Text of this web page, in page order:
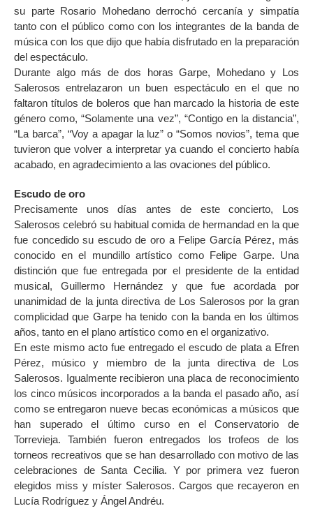
su parte Rosario Mohedano derrochó cercanía y simpatía
tanto con el público como con los integrantes de la banda de
música con los que dijo que había disfrutado en la preparación
del espectáculo.
Durante algo más de dos horas Garpe, Mohedano y Los
Salerosos entrelazaron un buen espectáculo en el que no
faltaron títulos de boleros que han marcado la historia de este
género como, “Solamente una vez”, “Contigo en la distancia”,
“La barca”, “Voy a apagar la luz” o “Somos novios”, tema que
tuvieron que volver a interpretar ya cuando el concierto había
acabado, en agradecimiento a las ovaciones del público.
Escudo de oro
Precisamente unos días antes de este concierto, Los
Salerosos celebró su habitual comida de hermandad en la que
fue concedido su escudo de oro a Felipe García Pérez, más
conocido en el mundillo artístico como Felipe Garpe. Una
distinción que fue entregada por el presidente de la entidad
musical, Guillermo Hernández y que fue acordada por
unanimidad de la junta directiva de Los Salerosos por la gran
complicidad que Garpe ha tenido con la banda en los últimos
años, tanto en el plano artístico como en el organizativo.
En este mismo acto fue entregado el escudo de plata a Efren
Pérez, músico y miembro de la junta directiva de Los
Salerosos. Igualmente recibieron una placa de reconocimiento
los cinco músicos incorporados a la banda el pasado año, así
como se entregaron nueve becas económicas a músicos que
han superado el último curso en el Conservatorio de
Torrevieja. También fueron entregados los trofeos de los
torneos recreativos que se han desarrollado con motivo de las
celebraciones de Santa Cecilia. Y por primera vez fueron
elegidos miss y míster Salerosos. Cargos que recayeron en
Lucía Rodríguez y Ángel Andréu.